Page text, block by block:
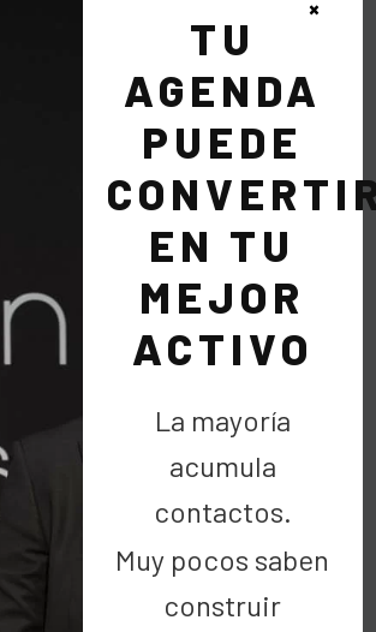
TU
AGENDA
PUEDE
EN TU
MEJOR
ACTIVO
La mayoría
acumula
contactos.
Muy pocos saben
construir
×